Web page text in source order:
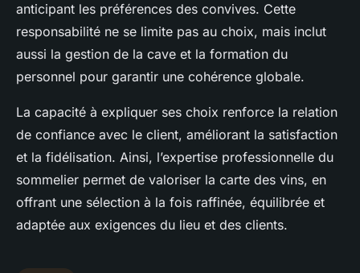
anticipant les préférences des convives. Cette
responsabilité ne se limite pas au choix, mais inclut
aussi la gestion de la cave et la formation du
personnel pour garantir une cohérence globale.
La capacité à expliquer ses choix renforce la relation
de confiance avec le client, améliorant la satisfaction
et la fidélisation. Ainsi, l’expertise professionnelle du
sommelier permet de valoriser la carte des vins, en
offrant une sélection à la fois raffinée, équilibrée et
adaptée aux exigences du lieu et des clients.